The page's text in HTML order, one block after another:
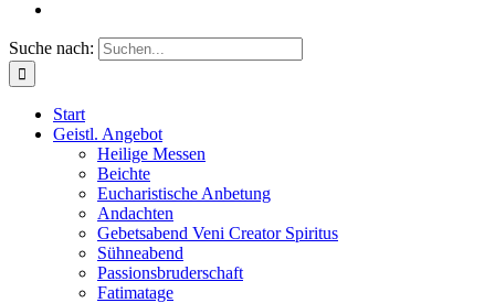
Suche nach:
Start
Geistl. Angebot
Heilige Messen
Beichte
Eucharistische Anbetung
Andachten
Gebetsabend Veni Creator Spiritus
Sühneabend
Passionsbruderschaft
Fatimatage